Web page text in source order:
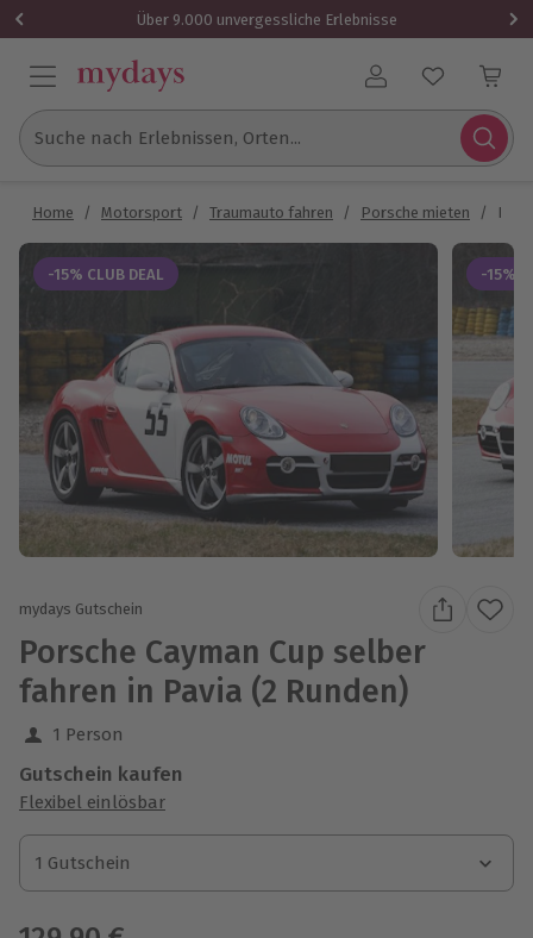
Über 9.000 unvergessliche Erlebnisse
Benutzerkonto
Suche nach Erlebnissen, Orten...
Home / Motorsport / Traumauto fahren / Porsche mieten /
-15% CLUB DEAL -15%
mydays Gutschein
Porsche Cayman Cup selber
fahren in Pavia (2 Runden)
1 Person
Gutschein kaufen
Flexibel einlösbar
1 Gutschein
1 Gutschein
1 Gutschein